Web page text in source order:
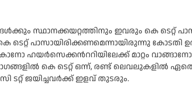
സ്ഥാനക്കയറ്റത്തിനും ഇവരും കെ ടെറ്റ്
ടെറ്റ് പാസായിരിക്കണമെന്നായിരുന്നു
ഹയർസെക്കന്‍ററിയിലേക്ക് മാറ്റം
കെ ടെറ്റ് ഒന്ന്, രണ്ട് ലെവലുകളില്‍
ടറ്റ് ജയിച്ചവർക്ക് ഇളവ് തുടരും.